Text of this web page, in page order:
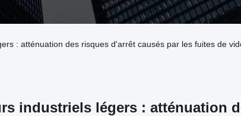
: atténuation des risques d'arrêt causés par les fuites de
industriels légers : atténuation